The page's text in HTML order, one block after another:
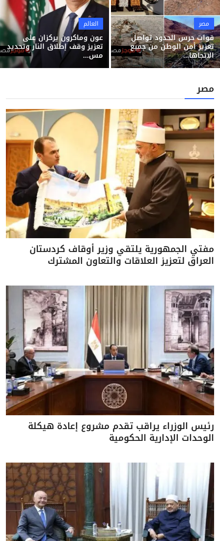
مصر
قوات حرس الحدود تواصل
تعزيز أمن الوطن من جميع
الاتجاها...
العالم
عون وماكرون يركزان على
تعزيز وقف إطلاق النار وتحديد
مس...
مصر
مفتي الجمهورية يلتقي وزير أوقاف كردستان
العراق لتعزيز العلاقات والتعاون المشترك
رئيس الوزراء يراقب تقدم مشروع إعادة هيكلة
الوحدات الإدارية الحكومية